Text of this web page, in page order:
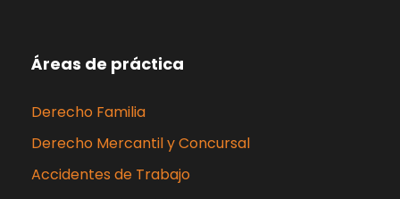
Áreas de práctica
Derecho Familia
Derecho Mercantil y Concursal
Accidentes de Trabajo